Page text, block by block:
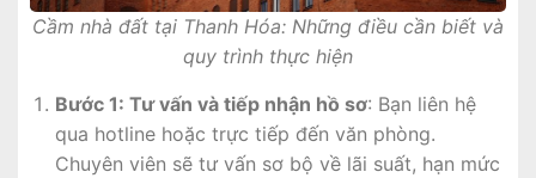
Cầm nhà đất tại Thanh Hóa: Những điều cần biết và
quy trình thực hiện
Bước 1: Tư vấn và tiếp nhận hồ sơ: Bạn liên hệ
qua hotline hoặc trực tiếp đến văn phòng.
Chuyên viên sẽ tư vấn sơ bộ về lãi suất, hạn mức